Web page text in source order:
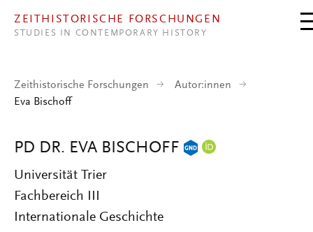
ZEITHISTORISCHE FORSCHUNGEN
STUDIES IN CONTEMPORARY HISTORY
Zeithistorische Forschungen
Autor:innen
Eva Bischoff
PD DR. EVA BISCHOFF
Universität Trier
Fachbereich III
Internationale Geschichte